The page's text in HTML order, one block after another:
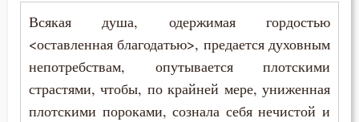
Всякая душа, одержимая гордостью
<оставленная благодатью>, предается духовным
непотребствам, опутывается плотскими
страстями, чтобы, по крайней мере, униженная
плотскими пороками, сознала себя нечистой и